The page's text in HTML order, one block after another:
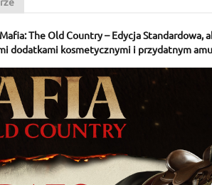
Mafia: The Old Country – Edycja Standardowa,
dodatkami kosmetycznymi i przydatnym